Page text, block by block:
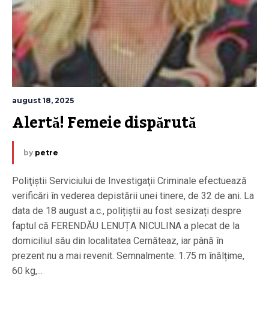
august 18, 2025
Alertă! Femeie dispărută
by petre
Poliţiştii Serviciului de Investigaţii Criminale efectuează
verificări în vederea depistării unei tinere, de 32 de ani. La
data de 18 august a.c., polițiștii au fost sesizați despre
faptul că FERENDĂU LENUȚA NICULINA a plecat de la
domiciliul său din localitatea Cernăteaz, iar până în
prezent nu a mai revenit. Semnalmente: 1.75 m înălțime,
60 kg,...